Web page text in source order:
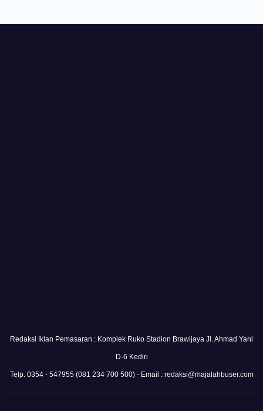
Redaksi Iklan Pemasaran : Komplek Ruko Stadion Brawijaya Jl. Ahmad Yani
D-6 Kediri
Telp. 0354 - 547955 (081 234 700 500) - Email : redaksi@majalahbuser.com